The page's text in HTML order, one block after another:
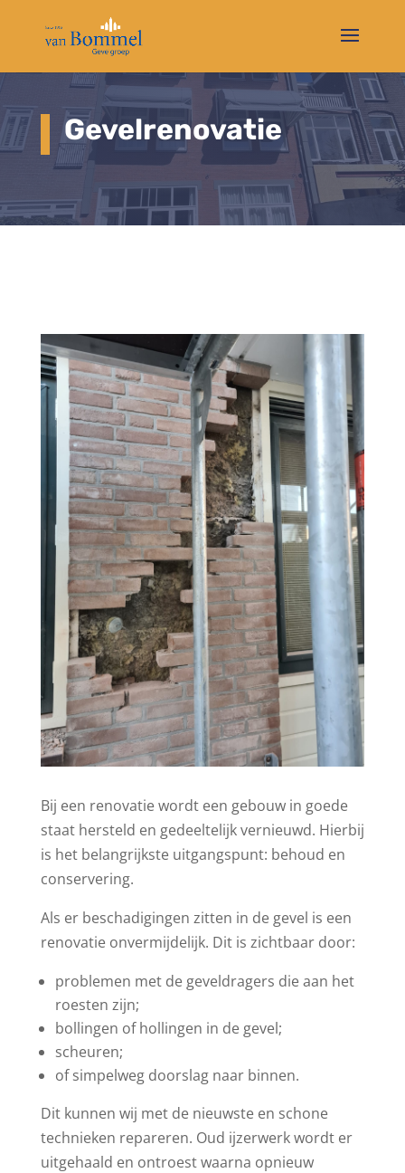
Gevelrenovatie
Bij een renovatie wordt een gebouw in goede
staat hersteld en gedeeltelijk vernieuwd. Hierbij
is het belangrijkste uitgangspunt: behoud en
conservering.
Als er beschadigingen zitten in de gevel is een
renovatie onvermijdelijk. Dit is zichtbaar door:
problemen met de geveldragers die aan het
roesten zijn;
bollingen of hollingen in de gevel;
scheuren;
of simpelweg doorslag naar binnen.
Dit kunnen wij met de nieuwste en schone
technieken repareren. Oud ijzerwerk wordt er
uitgehaald en ontroest waarna opnieuw